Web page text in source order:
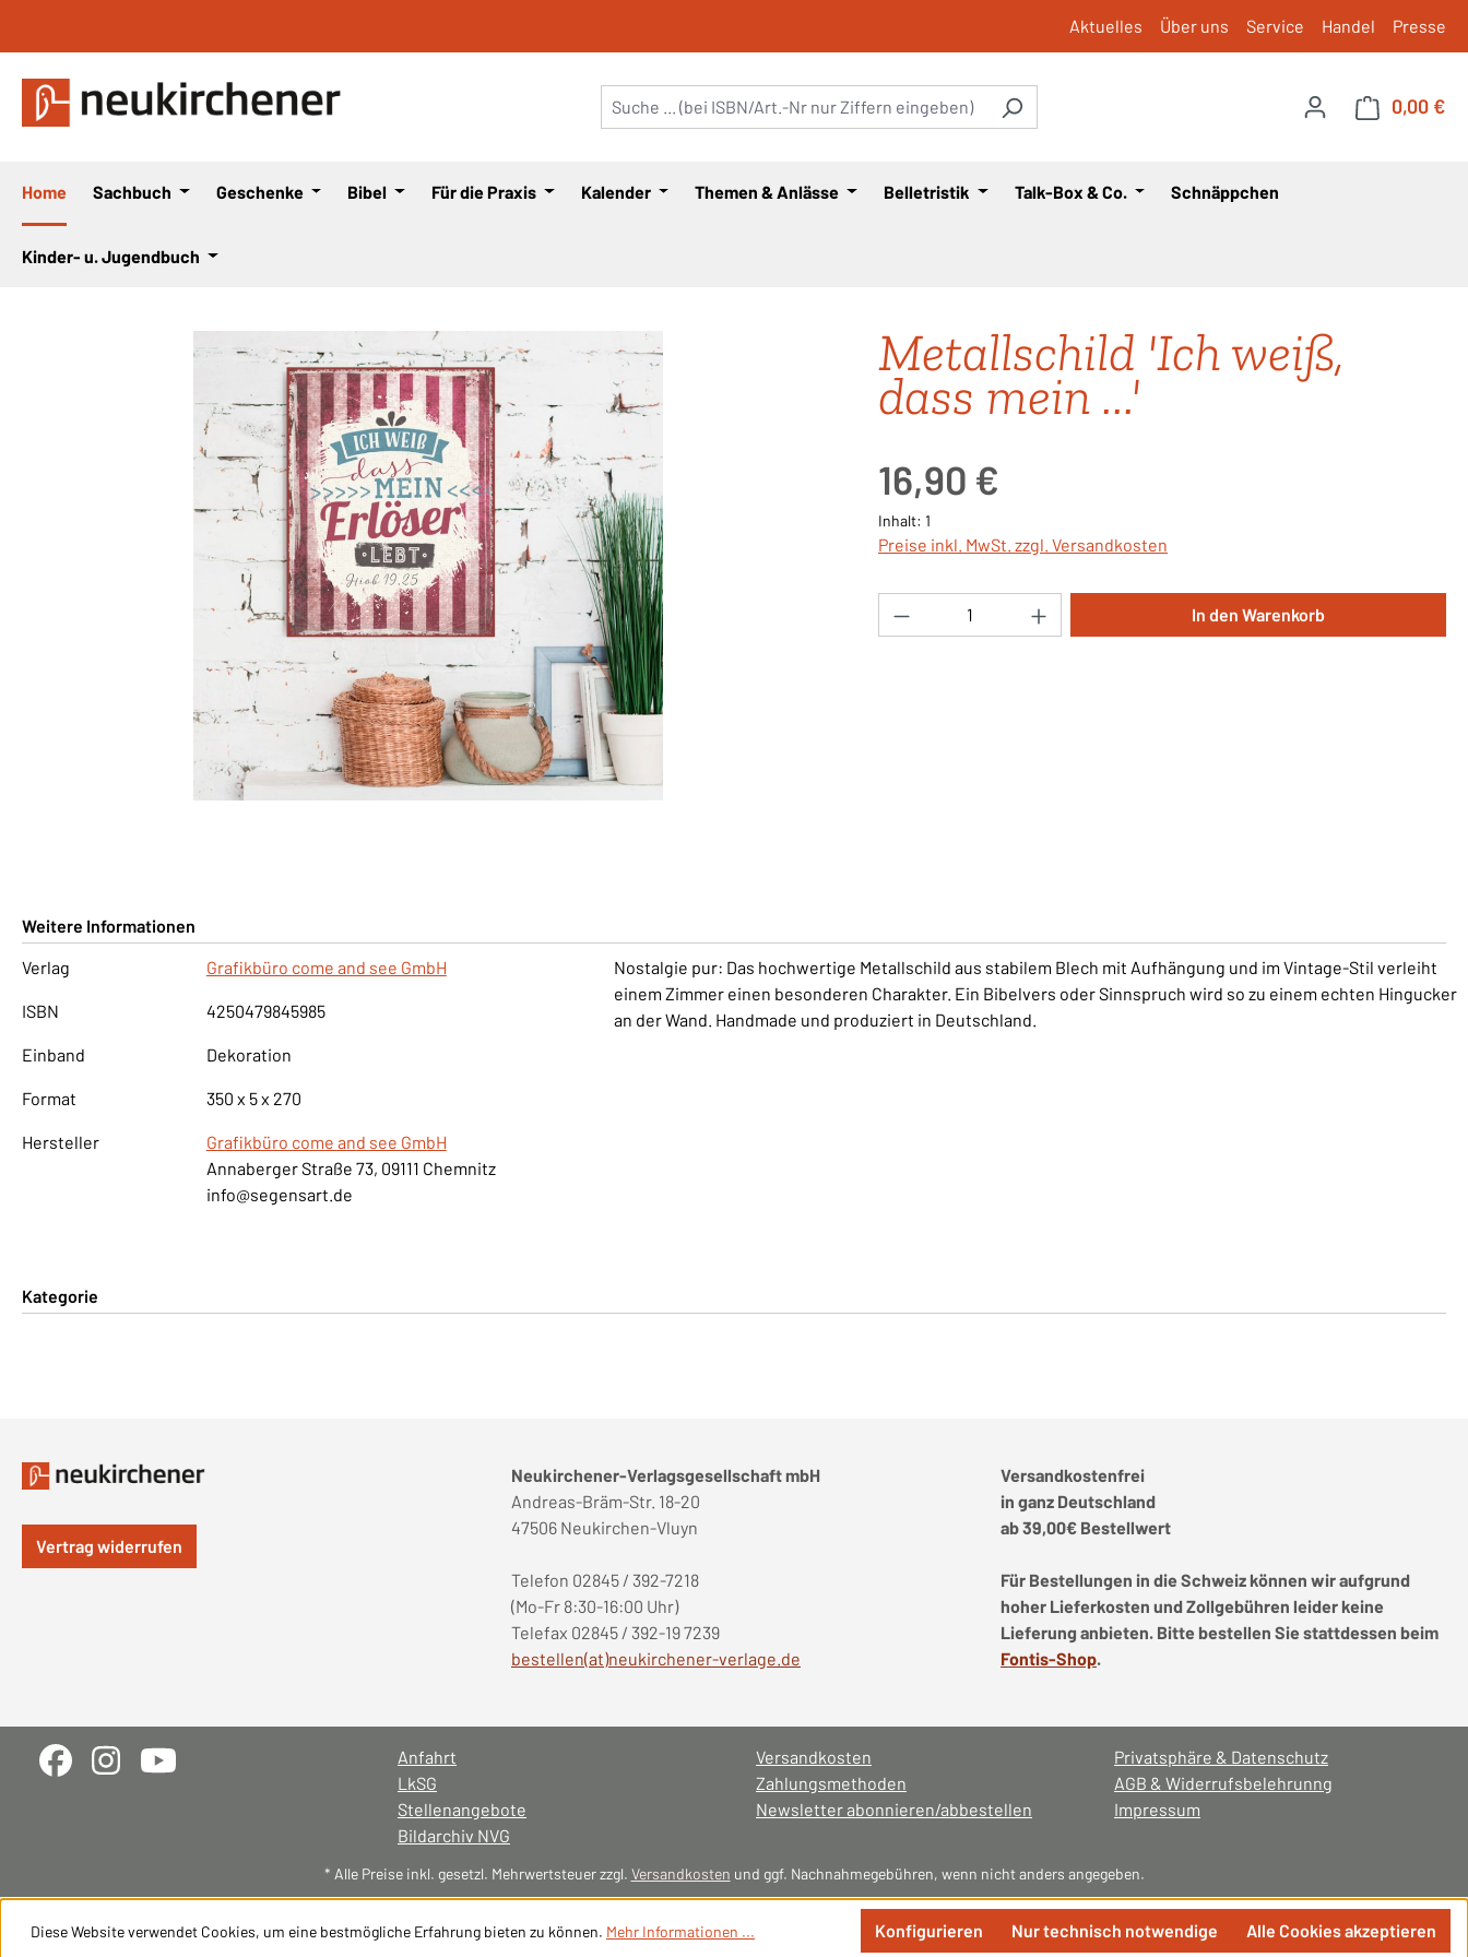
Aktuelles Über uns Service Handel Presse
0,00 €
Home Sachbuch Geschenke Bibel Für die Praxis Kalender Themen & Anlässe Belletristik Talk-Box & Co. Schnäppchen
Kinder- u. Jugendbuch
Metallschild 'Ich weiß,
dass mein ...'
16,90 €
Inhalt: 1
Preise inkl. MwSt. zzgl. Versandkosten
Produkt Anzahl: Gib den gewünschten Wert ein
In den Warenkorb
Weitere Informationen
Verlag
Grafikbüro come and see GmbH
ISBN 4250479845985
Einband Dekoration
Format 350 x 5 x 270
Hersteller
Grafikbüro come and see GmbH
Annaberger Straße 73, 09111 Chemnitz
info@segensart.de
Nostalgie pur: Das hochwertige Metallschild aus stabilem Blech mit Aufhängung und im Vintage-Stil verleiht
einem Zimmer einen besonderen Charakter. Ein Bibelvers oder Sinnspruch wird so zu einem echten Hingucker
an der Wand. Handmade und produziert in Deutschland.
Kategorie
Vertrag widerrufen
Neukirchener-Verlagsgesellschaft mbH
Andreas-Bräm-Str. 18-20
47506 Neukirchen-Vluyn
Telefon 02845 / 392-7218
(Mo-Fr 8:30-16:00 Uhr)
Telefax 02845 / 392-19 7239
bestellen(at)neukirchener-verlage.de
Versandkostenfrei
in ganz Deutschland
ab 39,00€ Bestellwert
Für Bestellungen in die Schweiz können wir aufgrund
hoher Lieferkosten und Zollgebühren leider keine
Lieferung anbieten. Bitte bestellen Sie stattdessen beim
Fontis-Shop.
Anfahrt
LkSG
Stellenangebote
Versandkosten
Zahlungsmethoden
Newsletter abonnieren/abbestellen
Privatsphäre & Datenschutz
AGB & Widerrufsbelehrunng
Impressum
Bildarchiv NVG
* Alle Preise inkl. gesetzl. Mehrwertsteuer zzgl. Versandkosten und ggf. Nachnahmegebühren, wenn nicht anders angegeben.
Diese Website verwendet Cookies, um eine bestmögliche Erfahrung bieten zu können. Mehr Informationen ... Nur technisch notwendige
Konfigurieren Alle Cookies akzeptieren